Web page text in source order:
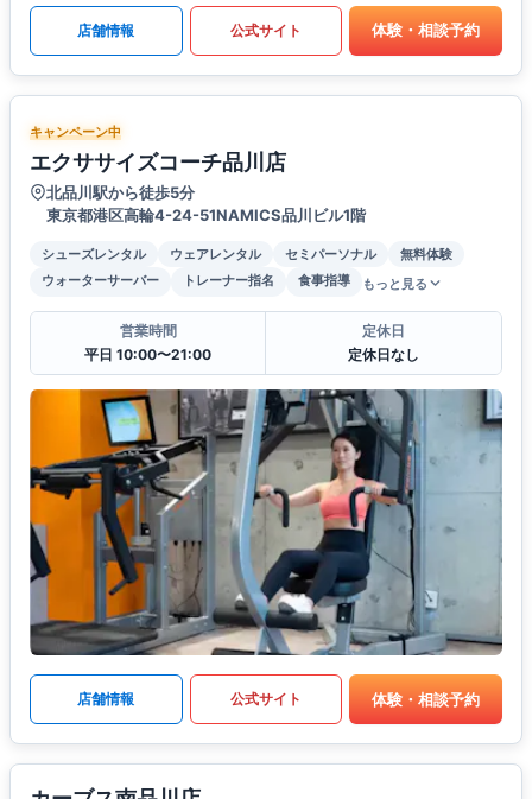
店舗情報 公式サイト 体験・相談予約
キャンペーン中
エクササイズコーチ品川店
北品川駅から徒歩5分
東京都港区高輪4-24-51NAMICS品川ビル1階
シューズレンタル ウェアレンタル セミパーソナル
無料体験
ウォーターサーバー
トレーナー指名 食事指導 もっと見る
営業時間
平日 10:00〜21:00
定休日
定休日なし
店舗情報 公式サイト 体験・相談予約